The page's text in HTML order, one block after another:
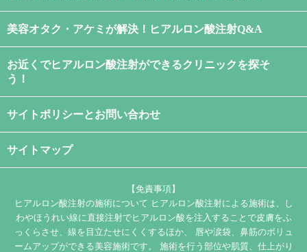
【免責事項】
ヒアルロン酸注射の施術について ヒアルロン酸注射による施術は、し
わやほうれい線に直接注射でヒアルロン酸を注入することで皮膚をふ
っくらさせ、線を目立たせにくくするほか、 唇や涙袋、鼻筋のボリュ
ームアップができる美容施術です。 施術を行う部位や肌質、仕上がり
美容オタク・アケミが解決！ヒアルロン酸注射Q&A
お近くでヒアルロン酸注射ができるクリニックを探そ
う！
サイトポリシーとお問い合わせ
サイトマップ